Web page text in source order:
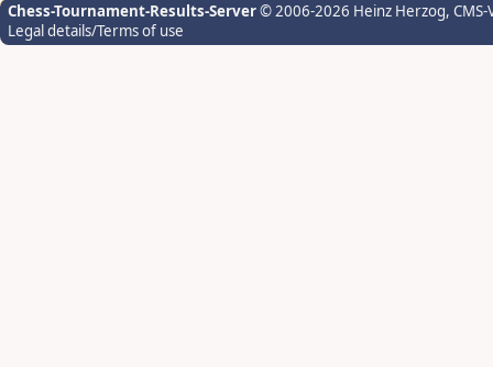
Chess-Tournament-Results-Server© 2006-2026 Heinz Herzog,
Legal details/Terms of use